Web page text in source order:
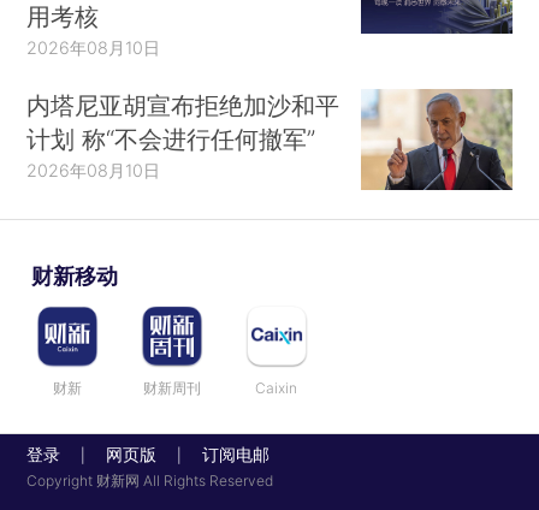
用考核
2026年08月10日
内塔尼亚胡宣布拒绝加沙和平
计划 称“不会进行任何撤军”
2026年08月10日
财新移动
财新 财新周刊 Caixin
登录 网页版 订阅电邮
Copyright 财新网 All Rights Reserved